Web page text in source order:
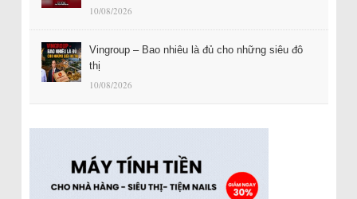
10/08/2026
Vingroup – Bao nhiêu là đủ cho những siêu đô
thị
10/08/2026